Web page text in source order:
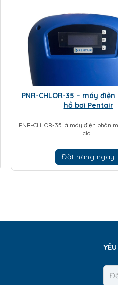
PNR-CHLOR-35 – máy
hồ bơi Pentair
PNR-CHLOR-35 là máy điện phân
clo…
Đặt hàng ngay